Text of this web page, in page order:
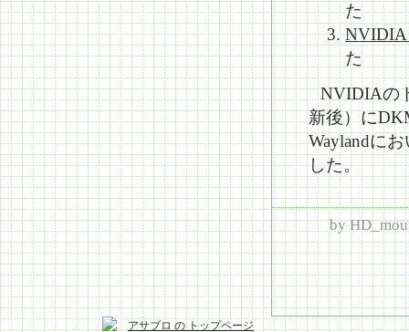
た
NVIDIA
た
NVIDIAの
新後）に
Waylandに
した。
by